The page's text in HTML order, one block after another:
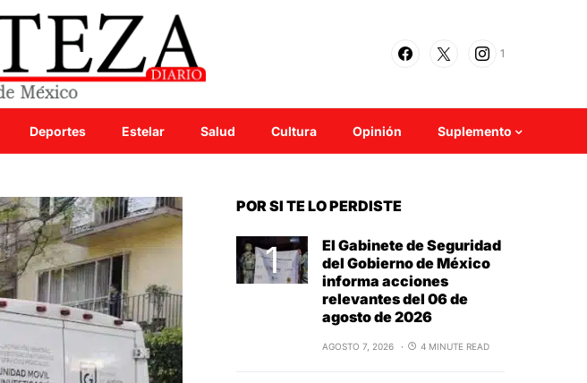
1
Deportes Estelar Salud Cultura Opinión Suplemento
POR SI TE LO PERDISTE
El Gabinete de Seguridad
del Gobierno de México
informa acciones
relevantes del 06 de
agosto de 2026
AGOSTO 7, 2026 4 MINUTE READ